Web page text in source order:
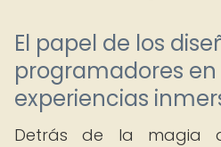
El papel de los
programadores
experiencias
Detrás de la magia